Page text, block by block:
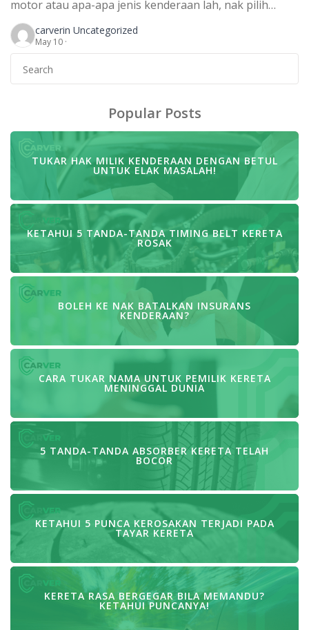
motor atau apa-apa jenis kenderaan lah, nak pilih
Takaful atau insuran konvensional? Yang paling
penting, renew lah insuran secara online di Carver!
Insuran konvensional ternyata lebih murah. Tapi apa
perbezaan lain bagi insuran konvensional dan Takaful?
INSURANS KONVENSIONAL Untuk insuran
carverin Uncategorized
May 10 ·
for:
Popular Posts
TUKAR HAK MILIK KENDERAAN DENGAN BETUL
UNTUK ELAK MASALAH!
KETAHUI 5 TANDA-TANDA TIMING BELT KERETA
ROSAK
BOLEH KE NAK BATALKAN INSURANS
KENDERAAN?
CARA TUKAR NAMA UNTUK PEMILIK KERETA
MENINGGAL DUNIA
5 TANDA-TANDA ABSORBER KERETA TELAH
BOCOR
KETAHUI 5 PUNCA KEROSAKAN TERJADI PADA
TAYAR KERETA
KERETA RASA BERGEGAR BILA MEMANDU?
KETAHUI PUNCANYA!